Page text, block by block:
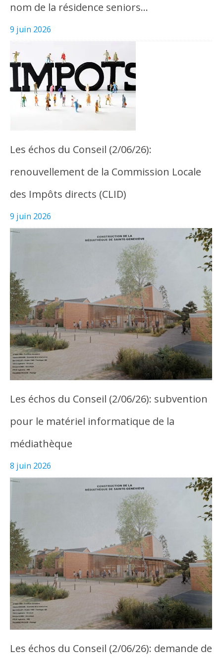
nom de la résidence seniors…
9 juin 2026
Les échos du Conseil (2/06/26):
renouvellement de la Commission Locale
des Impôts directs (CLID)
9 juin 2026
Les échos du Conseil (2/06/26): subvention
pour le matériel informatique de la
médiathèque
8 juin 2026
Les échos du Conseil (2/06/26): demande de